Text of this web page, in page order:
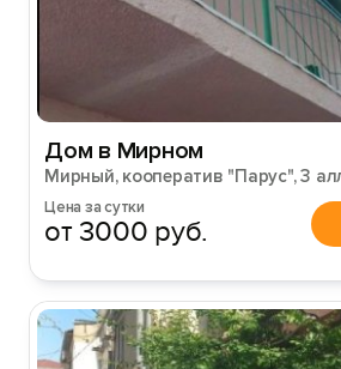
Дом в Мирном
Мирный, кооператив "Парус", 3
Цена за сутки
от 3000 руб.